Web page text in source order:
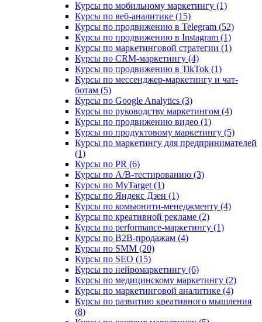
Курсы по мобильному маркетингу (1)
Курсы по веб-аналитике (15)
Курсы по продвижению в Telegram (52)
Курсы по продвижению в Instagram (1)
Курсы по маркетинговой стратегии (1)
Курсы по CRM-маркетингу (4)
Курсы по продвижению в TikTok (1)
Курсы по мессенджер-маркетингу и чат-
ботам (5)
Курсы по Google Analytics (3)
Курсы по руководству маркетингом (4)
Курсы по продвижению видео (1)
Курсы по продуктовому маркетингу (5)
Курсы по маркетингу для предпринимателей
(1)
Курсы по PR (6)
Курсы по A/B-тестированию (3)
Курсы по MyTarget (1)
Курсы по Яндекс Дзен (1)
Курсы по комьюнити-менеджменту (4)
Курсы по креативной рекламе (2)
Курсы по performance-маркетингу (1)
Курсы по B2B-продажам (4)
Курсы по SMM (20)
Курсы по SEO (15)
Курсы по нейромаркетингу (6)
Курсы по медицинскому маркетингу (2)
Курсы по маркетинговой аналитике (4)
Курсы по развитию креативного мышления
(8)